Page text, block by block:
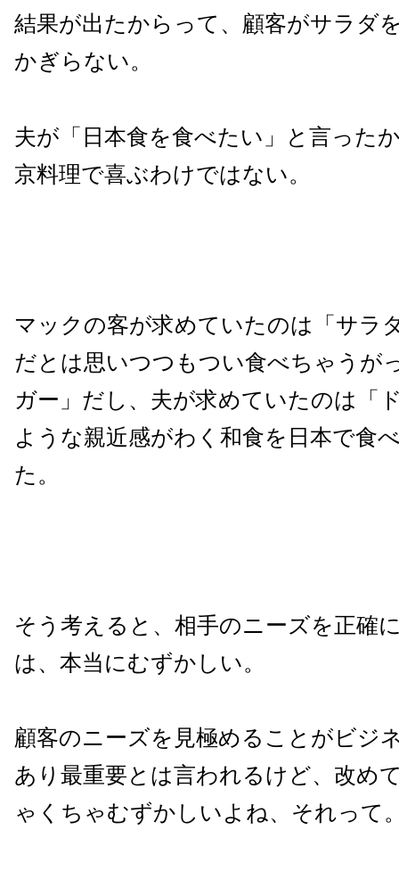
結果が出たからって、顧客がサラダ
かぎらない。
夫が「日本食を食べたい」と言った
京料理で喜ぶわけではない。
マックの客が求めていたのは「サラ
だとは思いつつもつい食べちゃうが
ガー」だし、夫が求めていたのは「
ような親近感がわく和食を日本で食
た。
そう考えると、相手のニーズを正確
は、本当にむずかしい。
顧客のニーズを見極めることがビジ
あり最重要とは言われるけど、改め
ゃくちゃむずかしいよね、それって